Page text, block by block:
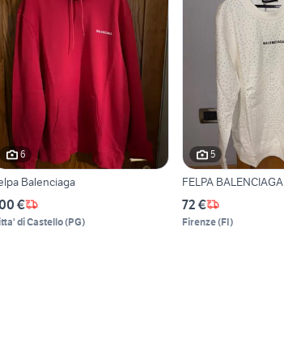
6
Balenciaga
€
di Castello(PG)
5
FELPA BALENCIAGA
72 €
Firenze(FI)